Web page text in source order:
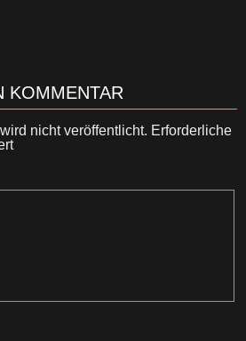
KOMMENTAR
nicht veröffentlicht. Erforderliche